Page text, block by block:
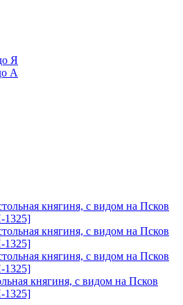
Я
А
княгиня, с видом на Псков
1325]